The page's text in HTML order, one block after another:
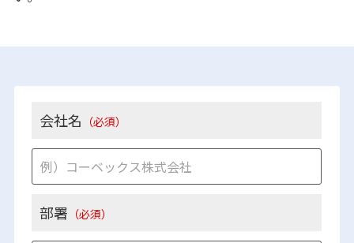
会社名 （必須）
部署 （必須）